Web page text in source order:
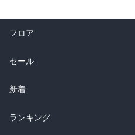
フロア
総合
ラノベ
雑誌・グラビア
セール
総合
ラノベ
新着
総合
ランキング